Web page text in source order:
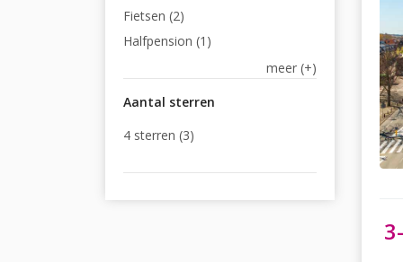
Fietsen (2)
Halfpension (1)
meer (+)
Aantal sterren
4 sterren (3)